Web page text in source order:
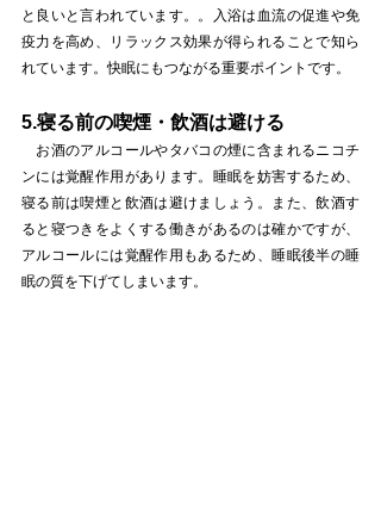
と良いと言われています。。入浴は血流の促進や免
疫力を高め、リラックス効果が得られることで知ら
れています。快眠にもつながる重要ポイントです。
5.寝る前の喫煙・飲酒は避ける
お酒のアルコールやタバコの煙に含まれるニコチ
ンには覚醒作用があります。睡眠を妨害するため、
寝る前は喫煙と飲酒は避けましょう。また、飲酒す
ると寝つきをよくする働きがあるのは確かですが、
アルコールには覚醒作用もあるため、睡眠後半の睡
眠の質を下げてしまいます。